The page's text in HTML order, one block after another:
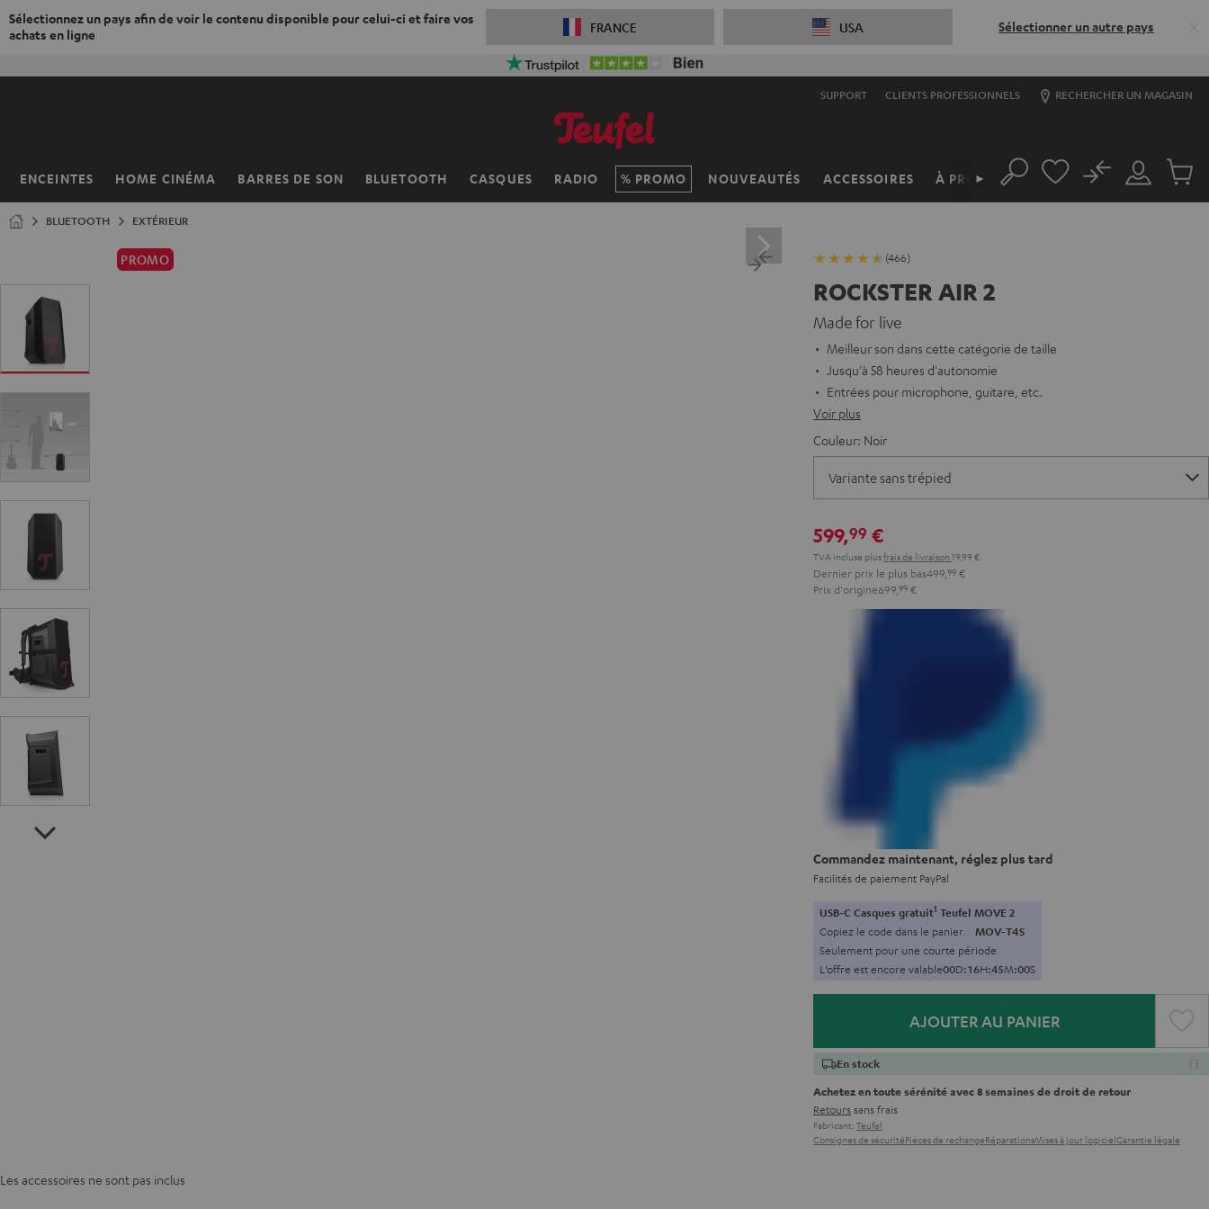
Sélectionnez un pays afin de voir le contenu disponible pour celui-ci et faire vos
achats en ligne
FRANCE USA Sélectionner un autre pays
SUPPORT CLIENTS PROFESSIONNELS RECHERCHER UN MAGASIN
ENCEINTES HOME CINÉMA BARRES DE SON BLUETOOTH CASQUES RADIO PROMO NOUVEAUTÉS ACCESSOIRES À PROPOS
►
Page
Rechercher
Mon
compte
No
BLUETOOTH EXTÉRIEUR
PROMO (466)
ROCKSTER AIR 2
Made for live
Meilleur son dans cette catégorie de taille
Jusqu'à 58 heures d'autonomie
Entrées pour microphone, guitare, etc.
Voir plus
Couleur: Noir
599,99 €
TVA incluse plusfrais de livraison 19,99 €
Dernier prix le plus bas499, 99 €
Prix d'origine699, 99 €
Commandez maintenant, réglez plus tard
Facilités de paiement PayPal
USB-C Casques gratuit1 Teufel MOVE 2
Copiez le code dans le panier. MOV-T4S
Seulement pour une courte période
L’offre est encore valable00D:16H:44M:58S
AJOUTER AU PANIER
En stock
Achetez en toute sérénité avec 8 semaines de droit de retour
Retourssans frais
Fabricant: Teufel
Consignes de sécuritéPièces de rechangeRéparationsMises à jour logicielGarantie légale
Les accessoires ne sont pas inclus